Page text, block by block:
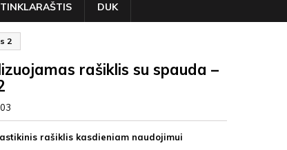
TINKLARAŠTIS DUK
2
rašiklis su spauda –
rašiklis kasdieniam naudojimui